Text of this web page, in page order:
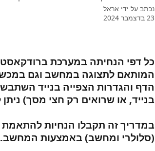
נכתב על ידי אראל
23 בדצמבר 2024
כל דפי הנחיתה במערכת ברודקאסט
המותאם לתצוגה במחשב וגם
הדף והגדרות הצפייה בנייד
בנייד, או שרואים רק חצי מסך)
במדריך זה תקבלו הנחיות
(סלולרי ומחשב) באמצעות המחשב.